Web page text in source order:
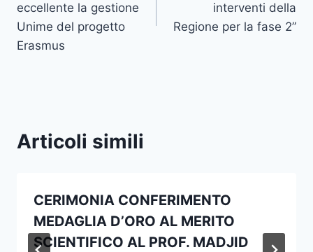
eccellente la gestione
Unime del progetto
Erasmus
interventi della
Regione per la fase 2”
Articoli simili
CERIMONIA CONFERIMENTO
MEDAGLIA D’ORO AL MERITO
SCIENTIFICO AL PROF. MADJID